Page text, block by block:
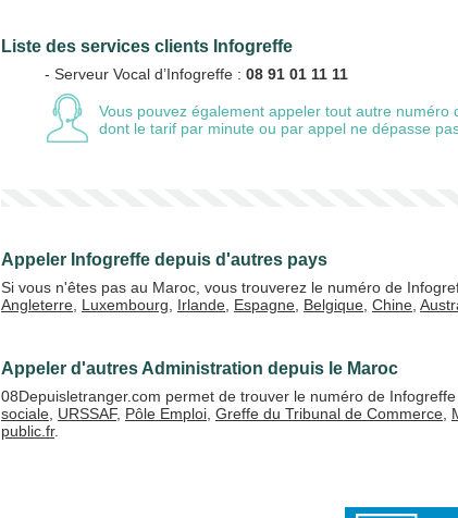
Vos crédits
20 €
Liste des services clients Infogreffe
- Serveur Vocal d’Infogreffe : 08 91 01 11 11
Vous pouvez également appeler tout autre numéro
dont le tarif par minute ou par appel ne dépasse
Appeler Infogreffe depuis d'autres pays
Si vous n'êtes pas au Maroc, vous trouverez le numéro de
Angleterre Luxembourg Irlande Espagne Belgique Chine
Appeler d'autres Administration depuis le Maroc
08Depuisletranger.com permet de trouver le numéro de
sociale URSSAF, Pôle Emploi Greffe du Tribunal de Commerce
public.fr.